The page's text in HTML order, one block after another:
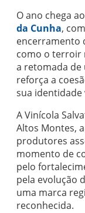
O ano chega
da Cunha,
encerramento
como o terroir
a retomada de
reforça a
sua identidade
A Vinícola
Altos Montes,
produtores
momento de
pelo
pela evolução
uma marca
reconhecida.